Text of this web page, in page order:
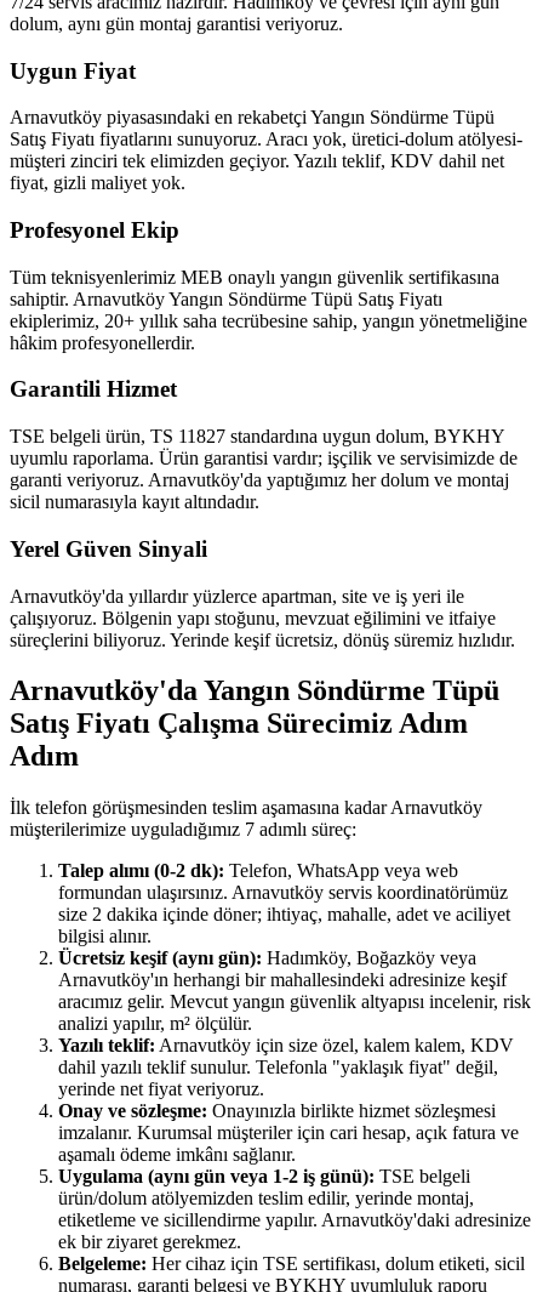
dolum, aynı gün montaj garantisi veriyoruz.
Uygun Fiyat
Arnavutköy piyasasındaki en rekabetçi Yangın Söndürme Tüpü
Satış Fiyatı fiyatlarını sunuyoruz. Aracı yok, üretici-dolum atölyesi-
müşteri zinciri tek elimizden geçiyor. Yazılı teklif, KDV dahil net
fiyat, gizli maliyet yok.
Profesyonel Ekip
Tüm teknisyenlerimiz MEB onaylı yangın güvenlik sertifikasına
sahiptir. Arnavutköy Yangın Söndürme Tüpü Satış Fiyatı
ekiplerimiz, 20+ yıllık saha tecrübesine sahip, yangın yönetmeliğine
hâkim profesyonellerdir.
Garantili Hizmet
TSE belgeli ürün, TS 11827 standardına uygun dolum, BYKHY
uyumlu raporlama. Ürün garantisi vardır; işçilik ve servisimizde de
garanti veriyoruz. Arnavutköy'da yaptığımız her dolum ve montaj
sicil numarasıyla kayıt altındadır.
Yerel Güven Sinyali
Arnavutköy'da yıllardır yüzlerce apartman, site ve iş yeri ile
çalışıyoruz. Bölgenin yapı stoğunu, mevzuat eğilimini ve itfaiye
süreçlerini biliyoruz. Yerinde keşif ücretsiz, dönüş süremiz hızlıdır.
Arnavutköy'da Yangın Söndürme Tüpü
Satış Fiyatı Çalışma Sürecimiz Adım
Adım
İlk telefon görüşmesinden teslim aşamasına kadar Arnavutköy
müşterilerimize uyguladığımız 7 adımlı süreç:
Talep alımı (0-2 dk): Telefon, WhatsApp veya web
formundan ulaşırsınız. Arnavutköy servis koordinatörümüz
size 2 dakika içinde döner; ihtiyaç, mahalle, adet ve aciliyet
bilgisi alınır.
Ücretsiz keşif (aynı gün): Hadımköy, Boğazköy veya
Arnavutköy'ın herhangi bir mahallesindeki adresinize keşif
aracımız gelir. Mevcut yangın güvenlik altyapısı incelenir, risk
analizi yapılır, m² ölçülür.
Yazılı teklif: Arnavutköy için size özel, kalem kalem, KDV
dahil yazılı teklif sunulur. Telefonla "yaklaşık fiyat" değil,
yerinde net fiyat veriyoruz.
Onay ve sözleşme: Onayınızla birlikte hizmet sözleşmesi
imzalanır. Kurumsal müşteriler için cari hesap, açık fatura ve
aşamalı ödeme imkânı sağlanır.
Uygulama (aynı gün veya 1-2 iş günü): TSE belgeli
ürün/dolum atölyemizden teslim edilir, yerinde montaj,
etiketleme ve sicillendirme yapılır. Arnavutköy'daki adresinize
ek bir ziyaret gerekmez.
Belgeleme: Her cihaz için TSE sertifikası, dolum etiketi, sicil
numarası, garanti belgesi ve BYKHY uyumluluk raporu